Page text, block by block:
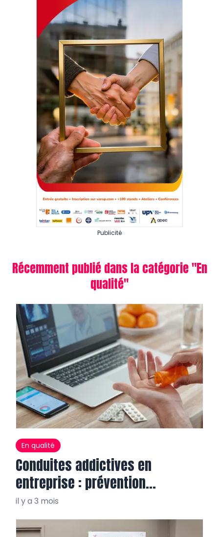
Publicité
Récemment publié dans la catégorie "En
qualité"
En qualité
Conduites addictives en
entreprise : prévention
salvatrice
il y a 3 mois